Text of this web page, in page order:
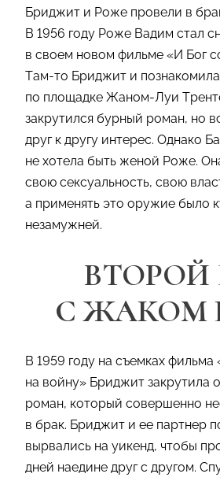
Бриджит и Роже провели в
В 1956 году Роже Вадим стал
в своем новом фильме «И Бог
Там-то Бриджит и
по площадке Жаном-Луи
закрутился бурный роман, но
друг к другу интерес. Однако
не хотела быть женой Роже.
свою сексуальность, свою
а применять это оружие было
незамужней.
ВТОРОЙ
С ЖАКОМ
В 1959 году на съемках фильма
на войну» Бриджит закрутила
роман, который совершенно
в брак. Бриджит и ее партнер
вырвались на уикенд, чтобы
дней наедине друг с другом.